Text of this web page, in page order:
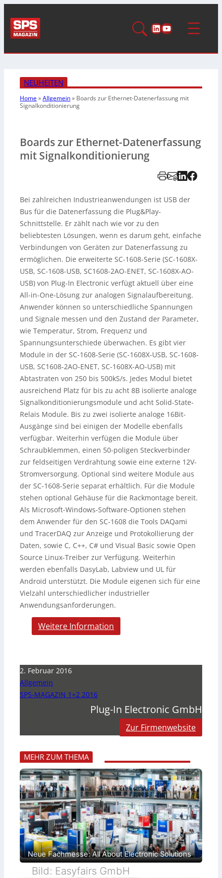
LinkedIn
YouTube
NEUHEITEN
Home»Allgemein» Boards zur Ethernet-Datenerfassung mit
Signalkonditionierung
Boards zur Ethernet-Datenerfassung
mit Signalkonditionierung
Bei zahlreichen Industrieanwendungen ist USB der
Bus für die Datenerfassung die Plug&Play-
Schnittstelle. Er zählt nach wie vor zu den
beliebtesten Lösungen, wenn es darum geht, einfache
Verbindungen von Geräten zur Datenerfassung zu
ermöglichen. Die erweiterte SC-1608-Serie (SC-1608X-
USB, SC-1608-USB, SC1608-2AO-ENET, SC-1608X-AO-
USB) von Plug-In Electronic verfügt aktuell über eine
All-in-One-Lösung zur analogen Signalaufbereitung.
Anwender können so unterschiedliche Spannungen
und Signale messen und den Zustand der Parameter,
wie Temperatur, Strom, Frequenz und
Spannungsunterschiede überwachen. Es gibt vier
Module in der SC-1608-Serie (SC-1608X-USB, SC-1608-
USB, SC1608-2AO-ENET, SC-1608X-AO-USB) mit
Abtastraten von 250 bis 500kS/s. Jedes Modul bietet
ausreichend Platz für bis zu acht 8B isolierte analoge
Signalkonditionierungsmodule und acht Solid-State-
Relais Module. Bis zu zwei isolierte analoge 16Bit-
Ausgänge sind bei einigen der Modelle ebenfalls
verfügbar. Weiterhin verfügen die Module über
Schraubklemmen, einen 50-poligen Steckverbinder
zur feldseitigen Verdrahtung sowie eine externe 12V-
Stromversorgung. Optional sind weitere Module aus
der SC-1608-Serie separat erhältlich. Für die Module
stehen optional Gehäuse für die Rackmontage bereit.
Als Microsoft-Windows-Software-Optionen stehen
dem Anwender für den SC-1608 die Tools DAQami
und TracerDAQ zur Anzeige und Protokollierung der
Daten, sowie C, C++, C# und Visual Basic sowie Open
Source Linux-Treiber zur Verfügung. Weiterhin
werden ebenfalls DasyLab, Labview und UL für
Android unterstützt. Die Module eigenen sich für eine
Vielzahl unterschiedlicher industrieller
Anwendungsanforderungen.
Weitere Information
2. Februar 2016
Allgemein
SPS-MAGAZIN 1+2 2016
Plug-In Electronic GmbH
Zur Firmenwebsite
MEHR ZUM THEMA
Neue Fachmesse: All About Electronic Solutions
Bild: Easyfairs GmbH